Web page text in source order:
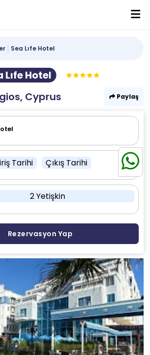
Sea Lıfe Hotel
Lıfe Hotel
Cyprus
Paylaş
Tarihi Çıkış Tarihi
2 Yetişkin
Rezervasyon Yap